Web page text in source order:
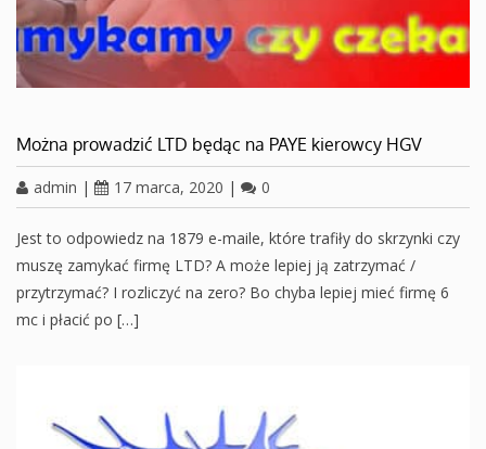
Można prowadzić LTD będąc na PAYE kierowcy HGV
admin | 17 marca, 2020 | 0
Jest to odpowiedz na 1879 e-maile, które trafiły do skrzynki czy
muszę zamykać firmę LTD? A może lepiej ją zatrzymać /
przytrzymać? I rozliczyć na zero? Bo chyba lepiej mieć firmę 6
mc i płacić po […]